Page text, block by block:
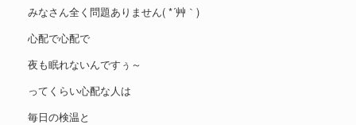
みなさん全く問題ありません( *´艸｀)
心配で心配で
夜も眠れないんですぅ～
ってくらい心配な人は
毎日の検温と